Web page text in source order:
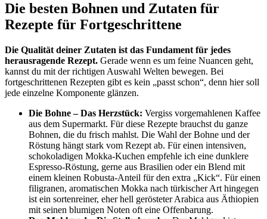
Die besten Bohnen und Zutaten für
Rezepte für Fortgeschrittene
Die Qualität deiner Zutaten ist das Fundament für jedes
herausragende Rezept. Gerade wenn es um feine Nuancen geht,
kannst du mit der richtigen Auswahl Welten bewegen. Bei
fortgeschrittenen Rezepten gibt es kein „passt schon“, denn hier soll
jede einzelne Komponente glänzen.
Die Bohne – Das Herzstück: Vergiss vorgemahlenen Kaffee
aus dem Supermarkt. Für diese Rezepte brauchst du ganze
Bohnen, die du frisch mahlst. Die Wahl der Bohne und der
Röstung hängt stark vom Rezept ab. Für einen intensiven,
schokoladigen Mokka-Kuchen empfehle ich eine dunklere
Espresso-Röstung, gerne aus Brasilien oder ein Blend mit
einem kleinen Robusta-Anteil für den extra „Kick“. Für einen
filigranen, aromatischen Mokka nach türkischer Art hingegen
ist ein sortenreiner, eher hell gerösteter Arabica aus Äthiopien
mit seinen blumigen Noten oft eine Offenbarung.